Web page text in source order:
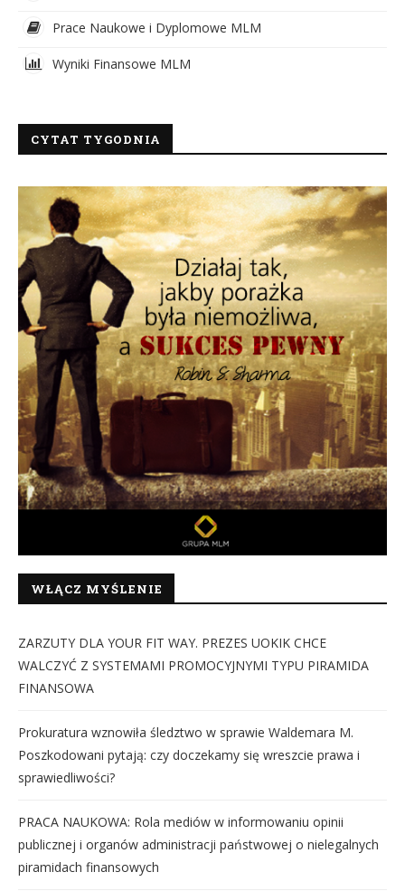
Prace Naukowe i Dyplomowe MLM
Wyniki Finansowe MLM
CYTAT TYGODNIA
WŁĄCZ MYŚLENIE
ZARZUTY DLA YOUR FIT WAY. PREZES UOKIK CHCE
WALCZYĆ Z SYSTEMAMI PROMOCYJNYMI TYPU PIRAMIDA
FINANSOWA
Prokuratura wznowiła śledztwo w sprawie Waldemara M.
Poszkodowani pytają: czy doczekamy się wreszcie prawa i
sprawiedliwości?
PRACA NAUKOWA: Rola mediów w informowaniu opinii
publicznej i organów administracji państwowej o nielegalnych
piramidach finansowych